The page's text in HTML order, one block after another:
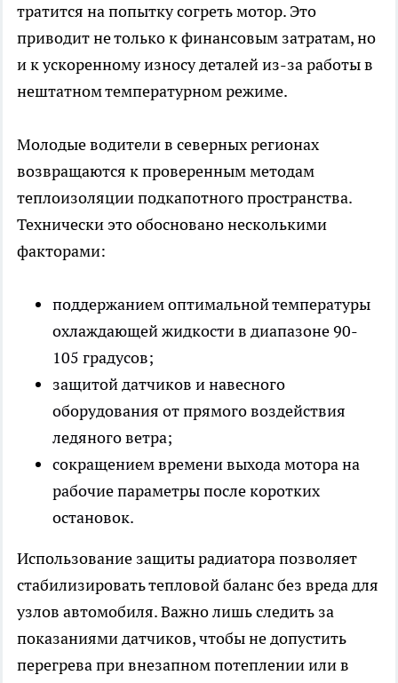
тратится на попытку согреть мотор. Это
приводит не только к финансовым затратам, но
и к ускоренному износу деталей из-за работы в
нештатном температурном режиме.
Молодые водители в северных регионах
возвращаются к проверенным методам
теплоизоляции подкапотного пространства.
Технически это обосновано несколькими
факторами:
поддержанием оптимальной температуры
охлаждающей жидкости в диапазоне 90-
105 градусов;
защитой датчиков и навесного
оборудования от прямого воздействия
ледяного ветра;
сокращением времени выхода мотора на
рабочие параметры после коротких
остановок.
Использование защиты радиатора позволяет
стабилизировать тепловой баланс без вреда для
узлов автомобиля. Важно лишь следить за
показаниями датчиков, чтобы не допустить
перегрева при внезапном потеплении или в